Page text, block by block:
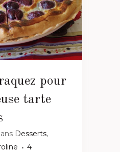
pour
tarte
Desserts,
4